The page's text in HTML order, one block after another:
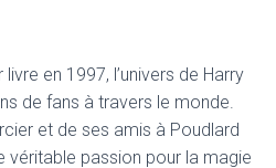
en 1997, l’univers de Harry
de fans à travers le monde.
et de ses amis à Poudlard
véritable passion pour la magie